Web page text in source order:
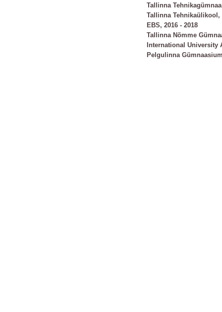
Tallinna
Tallinna Tehnikaülikool,
EBS, 2016 - 2018
Tallinna Nõmme
International University
Pelgulinna